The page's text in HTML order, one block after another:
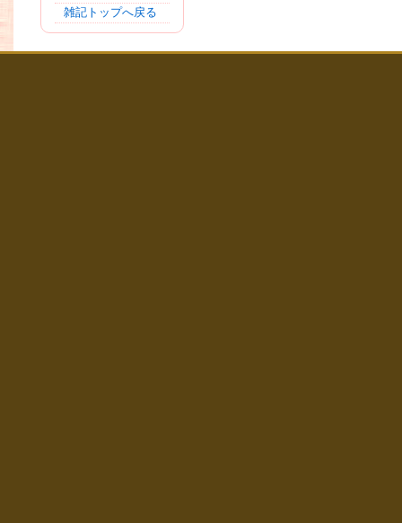
雑記トップへ戻る